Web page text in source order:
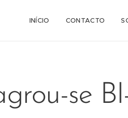
INÍCIO CONTACTO
se